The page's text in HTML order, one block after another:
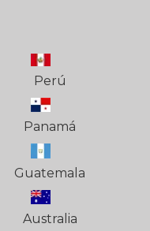
Perú
Panamá
Guatemala
Australia